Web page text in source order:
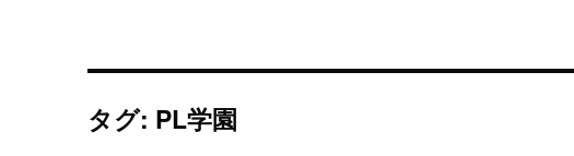
タグ: PL学園